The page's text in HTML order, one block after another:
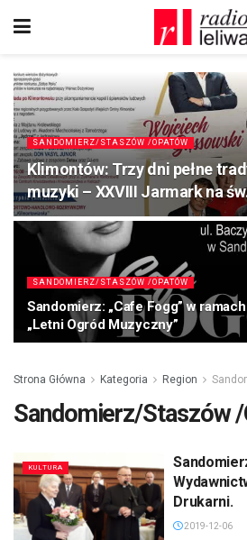
SANDOMIERZ/STASZÓW /OPATÓW
Klimontów: Trzy dni pełne
muzyki – XXVIII Jarmark na
SANDOMIERZ/STASZÓW /OPATÓW
Sandomierz: „Cafe Fogg” w
„Letni Ogród Muzyczny”
Strona Główna Kategoria Region
Sandomierz/Staszów
KULTURA
Drukarni.
2019-12-06